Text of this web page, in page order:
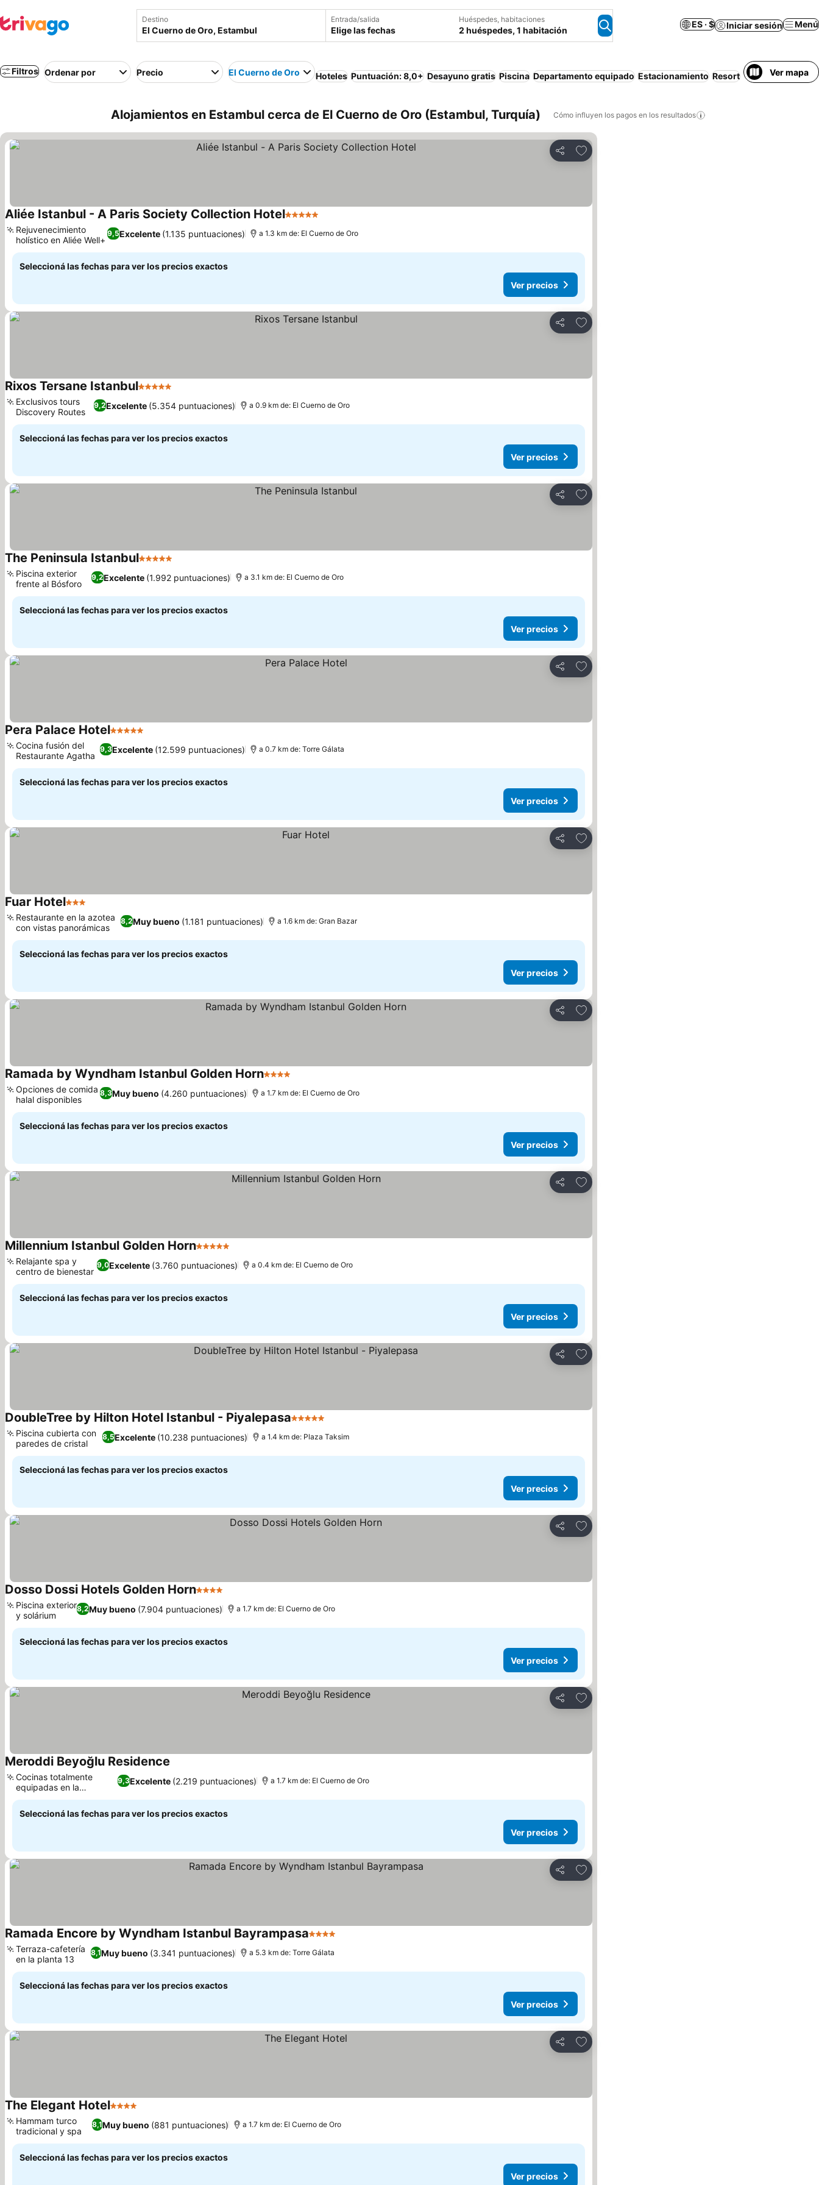
Destino Entrada/salida
Elige las fechas
Huéspedes, habitaciones
2 huéspedes, 1 habitación
ES · $ Iniciar sesión Menú
Filtros Ordenar por Precio El Cuerno de Oro Hoteles Puntuación: 8,0+ Desayuno gratis Piscina Departamento equipado Estacionamiento Resort Media pensión
Ver mapa
Alojamientos en Estambul cerca de El Cuerno de Oro (Estambul, Turquía) Cómo influyen los pagos en los resultados
Compartir
Añadir a favoritos
Aliée Istanbul - A Paris Society Collection Hotel5 Estrellas
9,5Excelente (1.135 puntuaciones)
Rejuvenecimiento
holístico en Aliée Well+
a 1.3 km de: El Cuerno de Oro
Seleccioná las fechas para ver los precios exactos
Ver precios
Compartir
Añadir a favoritos
Rixos Tersane Istanbul5 Estrellas
9,2Excelente (5.354 puntuaciones)
Exclusivos tours
Discovery Routes
a 0.9 km de: El Cuerno de Oro
Seleccioná las fechas para ver los precios exactos
Ver precios
Compartir
Añadir a favoritos
The Peninsula Istanbul5 Estrellas
9,2Excelente (1.992 puntuaciones)
Piscina exterior
frente al Bósforo
a 3.1 km de: El Cuerno de Oro
Seleccioná las fechas para ver los precios exactos
Ver precios
Compartir
Añadir a favoritos
Pera Palace Hotel5 Estrellas
9,3Excelente (12.599 puntuaciones)
Cocina fusión del
Restaurante Agatha
a 0.7 km de: Torre Gálata
Seleccioná las fechas para ver los precios exactos
Ver precios
Compartir
Añadir a favoritos
Fuar Hotel3 Estrellas
8,2Muy bueno (1.181 puntuaciones)
Restaurante en la azotea
con vistas panorámicas
a 1.6 km de: Gran Bazar
Seleccioná las fechas para ver los precios exactos
Ver precios
Compartir
Añadir a favoritos
Ramada by Wyndham Istanbul Golden Horn4 Estrellas
8,3Muy bueno (4.260 puntuaciones)
Opciones de comida
halal disponibles
a 1.7 km de: El Cuerno de Oro
Seleccioná las fechas para ver los precios exactos
Ver precios
Compartir
Añadir a favoritos
Millennium Istanbul Golden Horn5 Estrellas
9,0Excelente (3.760 puntuaciones)
Relajante spa y
centro de bienestar
a 0.4 km de: El Cuerno de Oro
Seleccioná las fechas para ver los precios exactos
Ver precios
Compartir
Añadir a favoritos
DoubleTree by Hilton Hotel Istanbul - Piyalepasa5 Estrellas
8,5Excelente (10.238 puntuaciones)
Piscina cubierta con
paredes de cristal
a 1.4 km de: Plaza Taksim
Seleccioná las fechas para ver los precios exactos
Ver precios
Compartir
Añadir a favoritos
Dosso Dossi Hotels Golden Horn4 Estrellas
8,2Muy bueno (7.904 puntuaciones)
Piscina exterior
y solárium
a 1.7 km de: El Cuerno de Oro
Seleccioná las fechas para ver los precios exactos
Ver precios
Compartir
Añadir a favoritos
Meroddi Beyoğlu Residence
9,3Excelente (2.219 puntuaciones)
Cocinas totalmente
equipadas en la
habitación
a 1.7 km de: El Cuerno de Oro
Seleccioná las fechas para ver los precios exactos
Ver precios
Compartir
Añadir a favoritos
Ramada Encore by Wyndham Istanbul Bayrampasa4 Estrellas
8,1Muy bueno (3.341 puntuaciones)
Terraza-cafetería
en la planta 13
a 5.3 km de: Torre Gálata
Seleccioná las fechas para ver los precios exactos
Ver precios
Compartir
Añadir a favoritos
The Elegant Hotel4 Estrellas
8,1Muy bueno (881 puntuaciones)
Hammam turco
tradicional y spa
a 1.7 km de: El Cuerno de Oro
Seleccioná las fechas para ver los precios exactos
Ver precios